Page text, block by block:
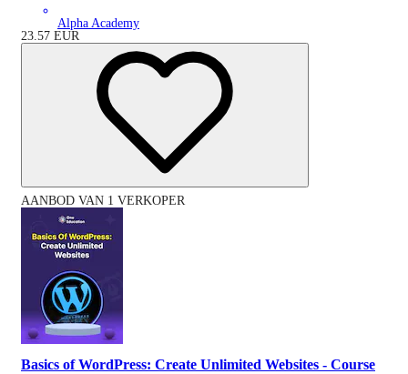
Alpha Academy
23.57 EUR
AANBOD VAN 1 VERKOPER
Basics of WordPress: Create Unlimited Websites - Course